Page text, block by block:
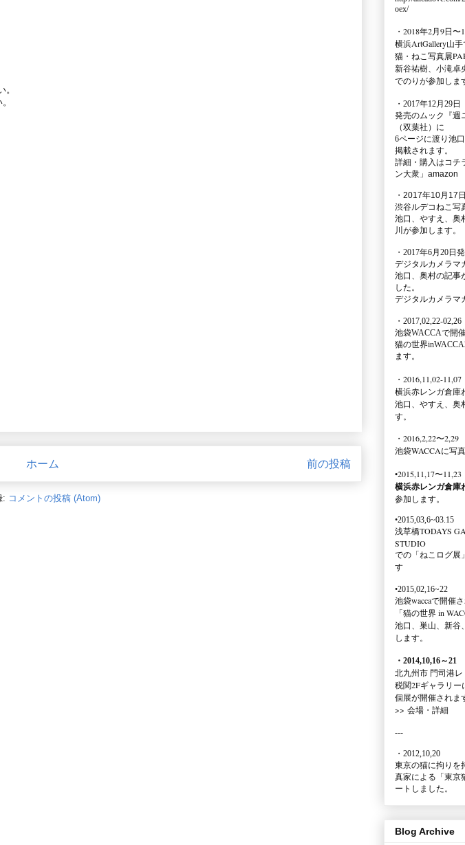
前の投稿
ホーム
: コメントの投稿 (Atom)
oex/
・2018年2月9日〜
横浜ArtGallery山手
猫・ねこ写真展
新谷祐樹、小滝卓
でのりが参加しま
・ 2017年12月29日
発売のムック
『
（双葉社）に
6ページに渡り 池
掲載されます。
詳細・購入はコ
ン大衆」amazon
・2017年10月17
渋谷ルデコねこ写
池口、やすえ、奥
川が参加します。
・2017年6月20日
デジタルカメラマ
池口、奥村の記事
した。
デジタルカメラマ
・2017,02,22-02,26
池袋WACCAで開
猫の世界
ます。
・2016,11,02-11,07
横浜赤レンガ倉庫
池口、やすえ、奥
す。
・2016,2,22〜2,29
池袋WACCAに写
•2015,11,17〜11,23
横浜赤レンガ倉庫
参加します。
•2015,03,6~03.15
浅草橋TODAYS
STUDIO
での 「ねこログ展
す
•2015,02,16~22
池袋waccaで開催
「猫の世界 in
池口、巣山、新谷
します。
・2014,10,16～21
北九州市 門司港
税関2Fギャラリー
個展が開催されま
>> 会場・詳細
---
・2012,10,20
東京の猫に拘りを
真家による 「東
ートしました。
Blog Archive